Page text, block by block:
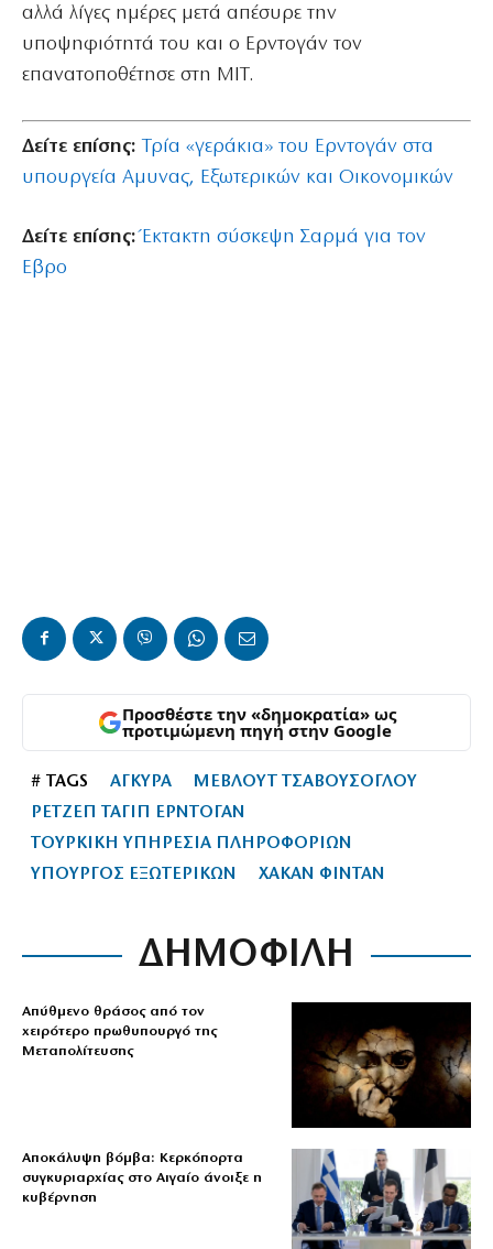
αλλά λίγες ημέρες μετά απέσυρε την
υποψηφιότητά του και ο Ερντογάν τον
επανατοποθέτησε στη ΜΙΤ.
Δείτε επίσης:Τρία «γεράκια» του Ερντογάν στα
υπουργεία Αμυνας, Εξωτερικών και Οικονομικών
Δείτε επίσης:Έκτακτη σύσκεψη Σαρμά για τον
Εβρο
Προσθέστε την «δημοκρατία» ως
προτιμώμενη πηγή στην Google
# TAGS ΑΓΚΥΡΑ
ΜΕΒΛΟΥΤ ΤΣΑΒΟΥΣΟΓΛΟΥ
ΡΕΤΖΕΠ ΤΑΓΙΠ ΕΡΝΤΟΓΑΝ
ΤΟΥΡΚΙΚΗ ΥΠΗΡΕΣΙΑ ΠΛΗΡΟΦΟΡΙΩΝ
ΥΠΟΥΡΓΟΣ ΕΞΩΤΕΡΙΚΩΝ
ΧΑΚΑΝ ΦΙΝΤΑΝ
ΔΗΜΟΦΙΛΗ
Απύθμενο θράσος από τον
χειρότερο πρωθυπουργό της
Μεταπολίτευσης
Αποκάλυψη βόμβα: Κερκόπορτα
συγκυριαρχίας στο Αιγαίο άνοιξε η
κυβέρνηση